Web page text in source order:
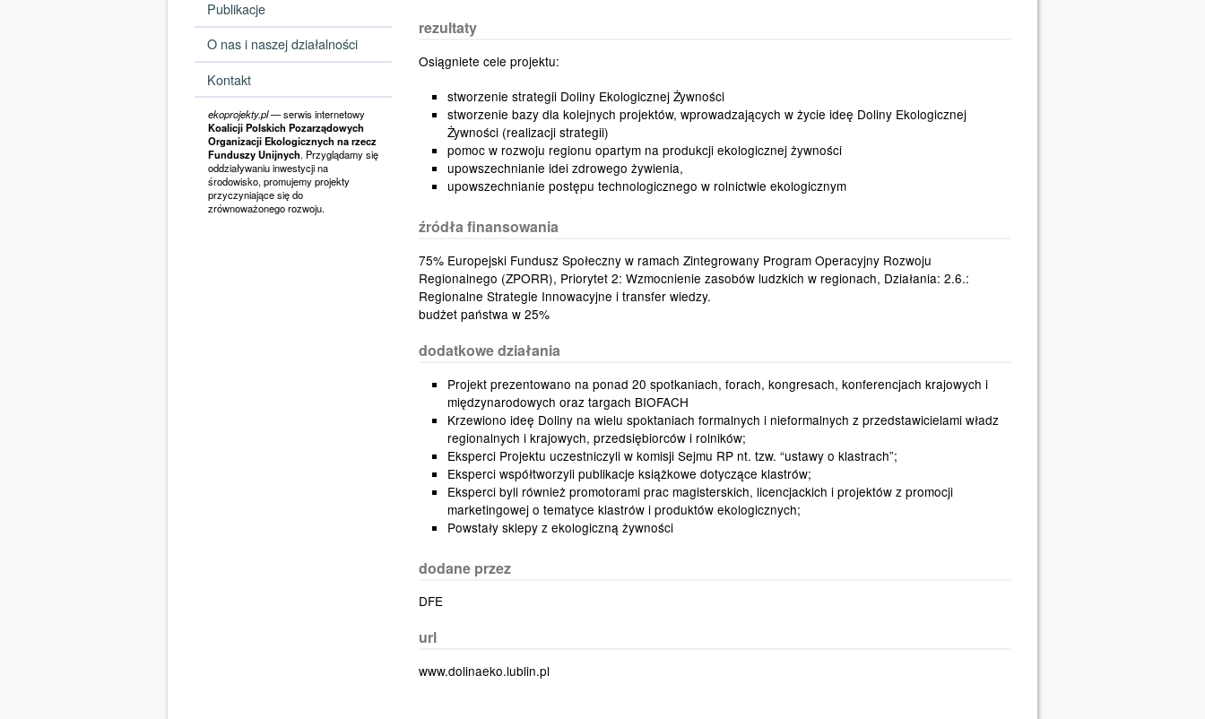
Publikacje
O nas i naszej działalności
Kontakt
ekoprojekty.pl— serwis internetowy
Koalicji Polskich Pozarządowych
Organizacji Ekologicznych na rzecz
Funduszy Unijnych. Przyglądamy się
oddziaływaniu inwestycji na
środowisko, promujemy projekty
przyczyniające się do
zrównoważonego rozwoju.
rezultaty
Osiągniete cele projektu:
stworzenie strategii Doliny Ekologicznej Żywności
stworzenie bazy dla kolejnych projektów, wprowadzających w życie ideę Doliny Ekologicznej
Żywności (realizacji strategii)
pomoc w rozwoju regionu opartym na produkcji ekologicznej żywności
upowszechnianie idei zdrowego żywienia,
upowszechnianie postępu technologicznego w rolnictwie ekologicznym
źródła finansowania
75% Europejski Fundusz Społeczny w ramach Zintegrowany Program Operacyjny Rozwoju
Regionalnego (ZPORR), Priorytet 2: Wzmocnienie zasobów ludzkich w regionach, Działania: 2.6.:
Regionalne Strategie Innowacyjne i transfer wiedzy.
budżet państwa w 25%
dodatkowe działania
Projekt prezentowano na ponad 20 spotkaniach, forach, kongresach, konferencjach krajowych i
międzynarodowych oraz targach BIOFACH
Krzewiono ideę Doliny na wielu spoktaniach formalnych i nieformalnych z przedstawicielami władz
regionalnych i krajowych, przedsiębiorców i rolników;
Eksperci Projektu uczestniczyli w komisji Sejmu RP nt. tzw. “ustawy o klastrach”;
Eksperci współtworzyli publikacje książkowe dotyczące klastrów;
Eksperci byli również promotorami prac magisterskich, licencjackich i projektów z promocji
marketingowej o tematyce klastrów i produktów ekologicznych;
Powstały sklepy z ekologiczną żywności
dodane przez
DFE
url
www.dolinaeko.lublin.pl